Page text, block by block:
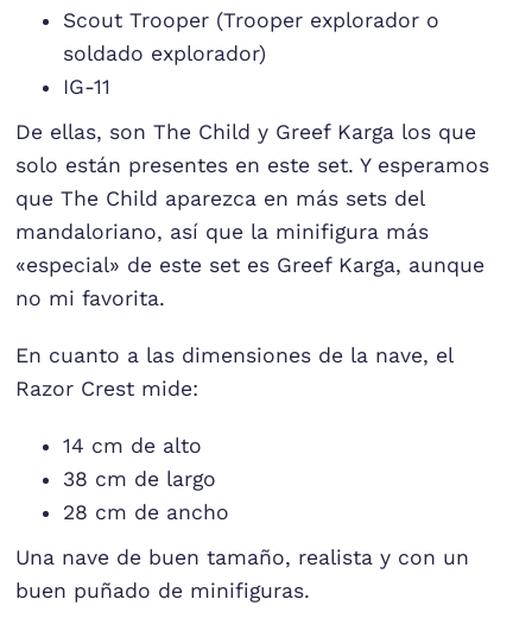
Scout Trooper (Trooper explorador o
soldado explorador)
IG-11
De ellas, son The Child y Greef Karga los que
solo están presentes en este set. Y esperamos
que The Child aparezca en más sets del
mandaloriano, así que la minifigura más
«especial» de este set es Greef Karga, aunque
no mi favorita.
En cuanto a las dimensiones de la nave, el
Razor Crest mide:
14 cm de alto
38 cm de largo
28 cm de ancho
Una nave de buen tamaño, realista y con un
buen puñado de minifiguras.